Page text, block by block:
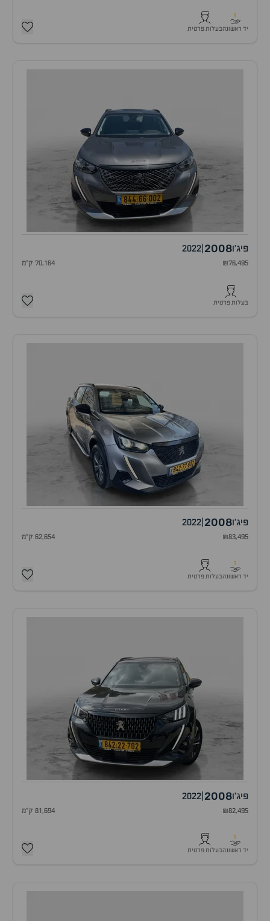
1
יד ראשונהבעלות פרטית
פיג'ו2008
2022
₪76,495 70,164 ק"מ
בעלות פרטית
פיג'ו2008
2022
₪83,495 62,654 ק"מ
1
יד ראשונהבעלות פרטית
פיג'ו2008
2022
₪82,495 81,694 ק"מ
1
יד ראשונהבעלות פרטית